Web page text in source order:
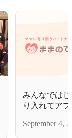
みんなでは
り入れてア
September 4,